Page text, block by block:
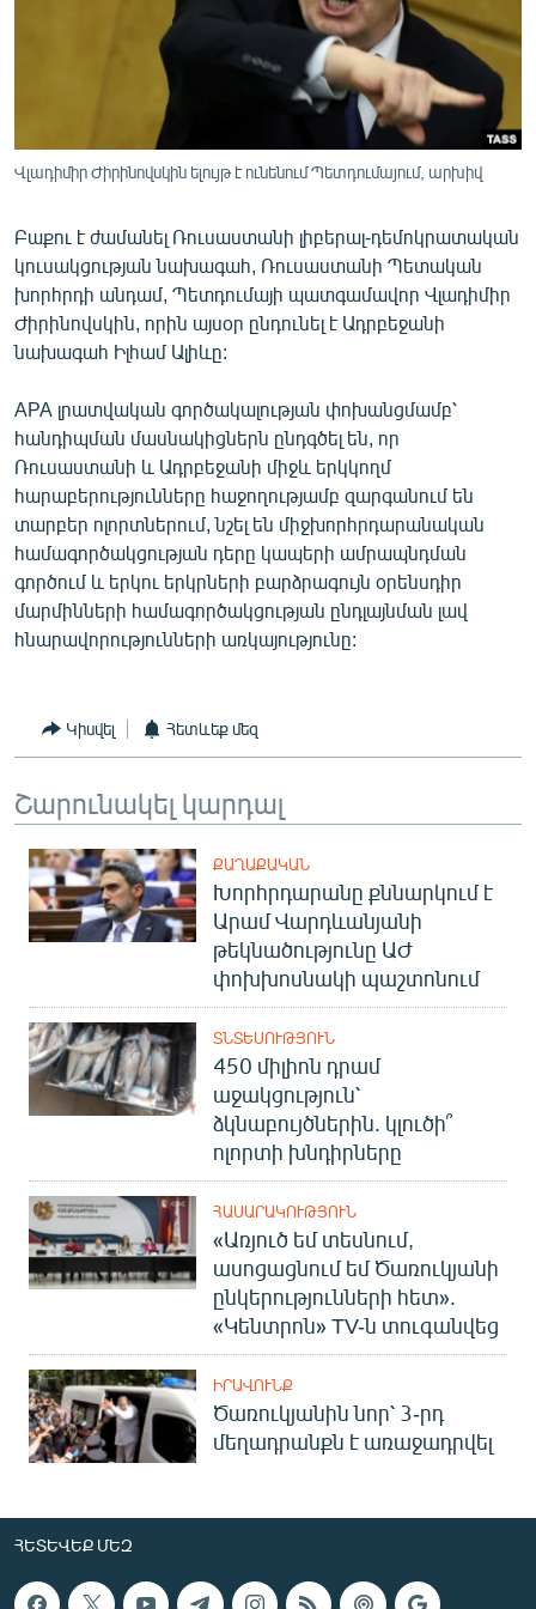
ՄԵԿՆԱԲԱՆՈՒԹՅՈՒՆ
ԿՈՐՈՆԱՎԻՐՈՒՍ
ԱՐԽԻՎ
ՏԵՍԱՆՅՈՒԹԵՐ
ԲԱՆԱՎԵՃ
ՁԳՏԵԼՈՎ ԼԱՎԱԳՈՒՅՆԻՆ
ՓՈԴՔԱՍԹ
Հայերեն
English
Русский
«Ազատության» բոլոր կայքերը
Վլադիմիր Ժիրինովսկին ելույթ է ունենում Պետդումայում, արխիվ
Բաքու է ժամանել Ռուսաստանի լիբերալ-դեմոկրատական
կուսակցության նախագահ, Ռուսաստանի Պետական
խորհրդի անդամ, Պետդումայի պատգամավոր Վլադիմիր
Ժիրինովսկին, որին այսօր ընդունել է Ադրբեջանի
նախագահ Իլհամ Ալիևը:
APA լրատվական գործակալության փոխանցմամբ՝
հանդիպման մասնակիցներն ընդգծել են, որ
Ռուսաստանի և Ադրբեջանի միջև երկկողմ
հարաբերությունները հաջողությամբ զարգանում են
տարբեր ոլորտներում, նշել են միջխորհրդարանական
համագործակցության դերը կապերի ամրապնդման
գործում և երկու երկրների բարձրագույն օրենսդիր
մարմինների համագործակցության ընդլայնման լավ
հնարավորությունների առկայությունը:
Կիսվել Հետևեք մեզ
Շարունակել կարդալ
ՔԱՂԱՔԱԿԱՆ
Խորհրդարանը քննարկում է
Արամ Վարդևանյանի
թեկնածությունը ԱԺ
փոխխոսնակի պաշտոնում
ՏՆՏԵՍՈՒԹՅՈՒՆ
450 միլիոն դրամ
աջակցություն՝
ձկնաբույծներին. կլուծի՞
ոլորտի խնդիրները
ՀԱՍԱՐԱԿՈՒԹՅՈՒՆ
«Առյուծ եմ տեսնում,
ասոցացնում եմ Ծառուկյանի
ընկերությունների հետ».
«Կենտրոն» TV-ն տուգանվեց
ԻՐԱՎՈՒՆՔ
Ծառուկյանին նոր՝ 3-րդ
մեղադրանքն է առաջադրվել
ՀԵՏԵՎԵՔ ՄԵԶ